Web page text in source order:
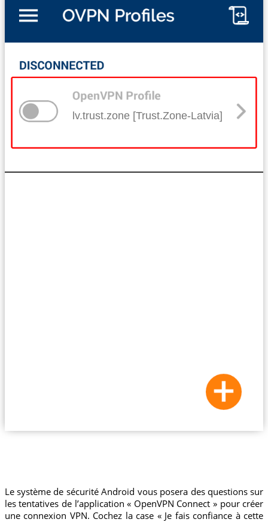
lv.trust.zone [Trust.Zone-Latvia]
Le système de sécurité Android vous posera des questions sur
les tentatives de l’application « OpenVPN Connect » pour créer
une connexion VPN. Cochez la case « Je fais confiance à cette